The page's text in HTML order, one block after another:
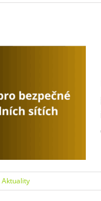
Aktuality